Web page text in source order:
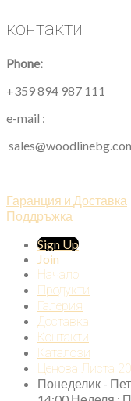
контакти
Phone:
+359 894 987 111
e-mail :
Гаранция и Доставка
Поддръжка
Sign Up
Join
Начало
Продукти
Галерия
Доставка
Контакти
Каталози
Ценова Листа
Понеделик -